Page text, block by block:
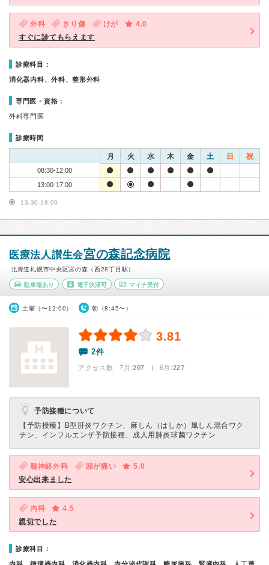
外科 きり傷 けが
4.0
すぐに診てもらえます
診療科目：
消化器内科、外科、整形外科
専門医・資格：
外科専門医
診療時間
月 火 水 木 金 土 日 祝
08:30-12:00
13:00-17:00
13:30-18:00
医療法人讃生会宮の森記念病院
北海道札幌市中央区宮の森（西28丁目駅）
駐車場あり 電子決済可 マイナ受付
土曜（〜12:00） 朝（8:45〜）
3.81
2件
アクセス数 7月:207 | 6月:227
予防接種について
【予防接種】
B型肝炎ワクチン、麻しん（はしか）風しん混合ワク
チン、インフルエンザ予防接種、成人用肺炎球菌ワクチン
脳神経外科 頭が痛い
5.0
安心出来ました
内科
4.5
親切でした
診療科目：